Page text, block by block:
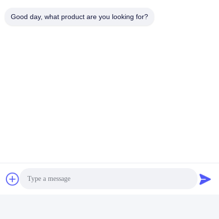
Good day, what product are you looking for?